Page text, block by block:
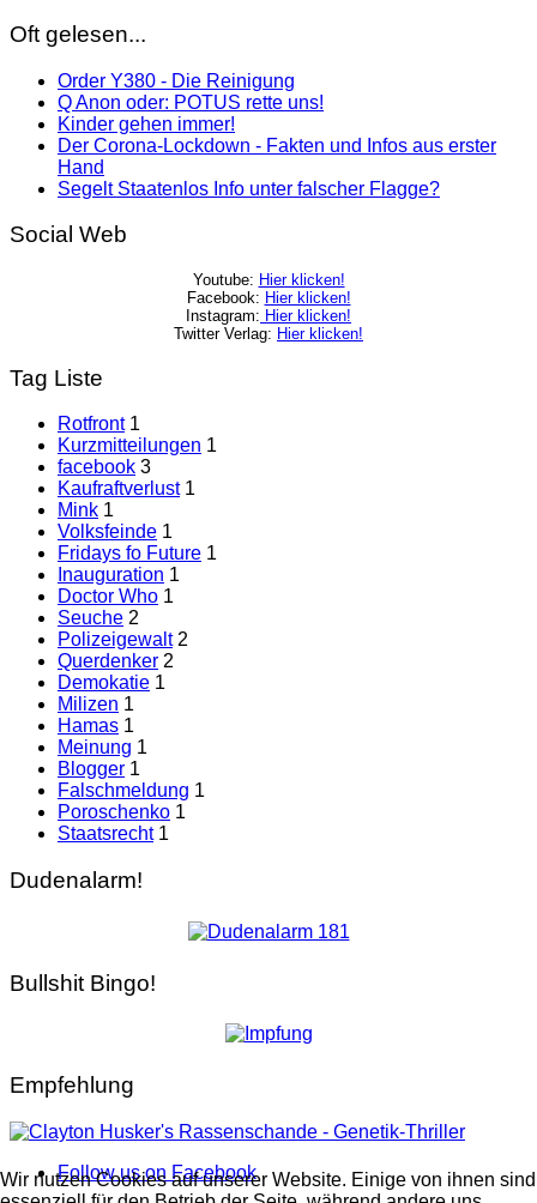
Oft gelesen...
Order Y380 - Die Reinigung
Q Anon oder: POTUS rette uns!
Kinder gehen immer!
Der Corona-Lockdown - Fakten und Infos aus erster
Hand
Segelt Staatenlos Info unter falscher Flagge?
Social Web
Youtube: Hier klicken!
Facebook: Hier klicken!
Instagram: Hier klicken!
Twitter Verlag: Hier klicken!
Tag Liste
Rotfront 1
Kurzmitteilungen 1
facebook 3
Kaufraftverlust 1
Mink 1
Volksfeinde 1
Fridays fo Future 1
Inauguration 1
Doctor Who 1
Seuche 2
Polizeigewalt 2
Querdenker 2
Demokatie 1
Milizen 1
Hamas 1
Meinung 1
Blogger 1
Falschmeldung 1
Poroschenko 1
Staatsrecht 1
Dudenalarm!
Bullshit Bingo!
Empfehlung
Follow us on Facebook
Wir nutzen Cookies auf unserer Website. Einige von ihnen sind